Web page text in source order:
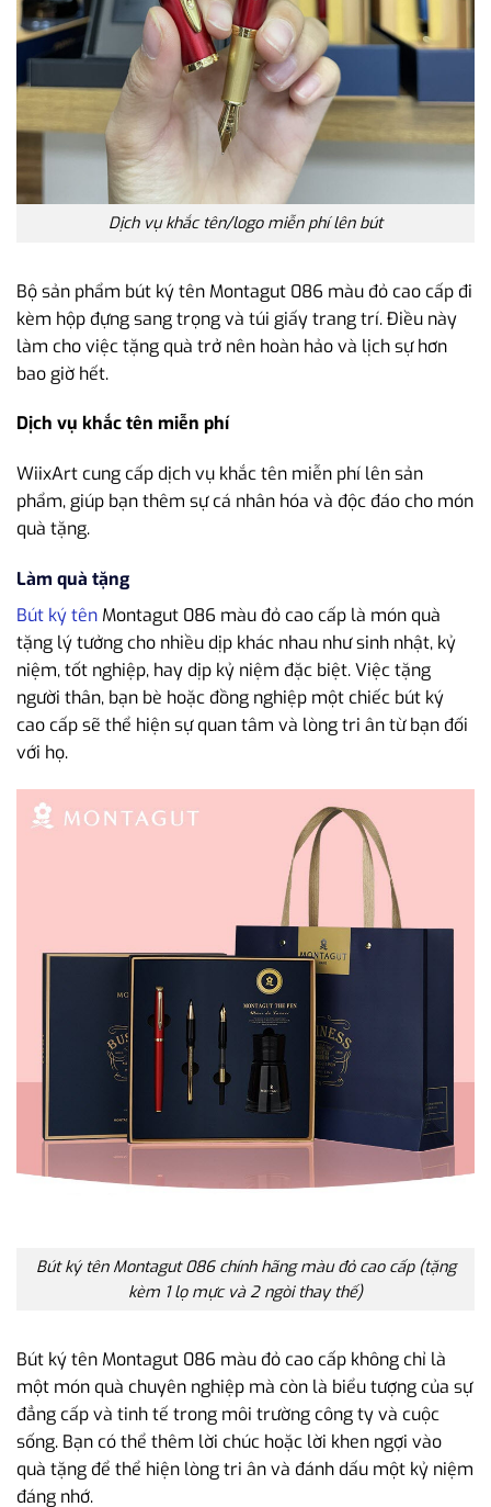
Dịch vụ khắc tên/logo miễn phí lên bút
Bộ sản phẩm bút ký tên Montagut 086 màu đỏ cao cấp đi
kèm hộp đựng sang trọng và túi giấy trang trí. Điều này
làm cho việc tặng quà trở nên hoàn hảo và lịch sự hơn
bao giờ hết.
Dịch vụ khắc tên miễn phí
WiixArt cung cấp dịch vụ khắc tên miễn phí lên sản
phẩm, giúp bạn thêm sự cá nhân hóa và độc đáo cho món
quà tặng.
Làm quà tặng
Bút ký tên Montagut 086 màu đỏ cao cấp là món quà
tặng lý tưởng cho nhiều dịp khác nhau như sinh nhật, kỷ
niệm, tốt nghiệp, hay dịp kỷ niệm đặc biệt. Việc tặng
người thân, bạn bè hoặc đồng nghiệp một chiếc bút ký
cao cấp sẽ thể hiện sự quan tâm và lòng tri ân từ bạn đối
với họ.
Bút ký tên Montagut 086 chính hãng màu đỏ cao cấp (tặng
kèm 1 lọ mực và 2 ngòi thay thế)
Bút ký tên Montagut 086 màu đỏ cao cấp không chỉ là
một món quà chuyên nghiệp mà còn là biểu tượng của sự
đẳng cấp và tinh tế trong môi trường công ty và cuộc
sống. Bạn có thể thêm lời chúc hoặc lời khen ngợi vào
quà tặng để thể hiện lòng tri ân và đánh dấu một kỷ niệm
đáng nhớ.